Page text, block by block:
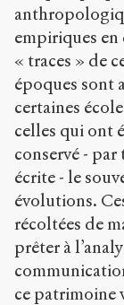
empiriques
« traces » de
époques sont
certaines
celles qui ont
conservé -
écrite - le
évolutions.
récoltées de
prêter à
ce patrimoine